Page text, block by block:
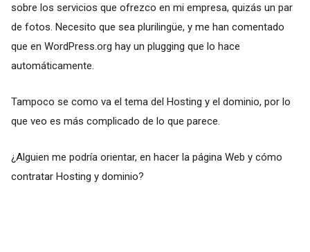
sobre los servicios que ofrezco en mi empresa, quizás un par
de fotos. Necesito que sea plurilingüe, y me han comentado
que en WordPress.org hay un plugging que lo hace
automáticamente.
Tampoco se como va el tema del Hosting y el dominio, por lo
que veo es más complicado de lo que parece.
¿Alguien me podría orientar, en hacer la página Web y cómo
contratar Hosting y dominio?